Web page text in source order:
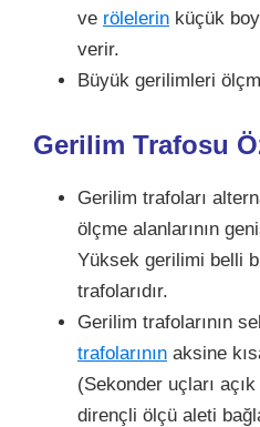
ve rölelerin küçük
verir.
Büyük gerilimleri
Gerilim Trafosu
Gerilim trafoları
ölçme alanlarının
Yüksek gerilimi belli
trafolarıdır.
Gerilim trafolarının
trafolarının aksine
(Sekonder uçları
dirençli ölçü aleti